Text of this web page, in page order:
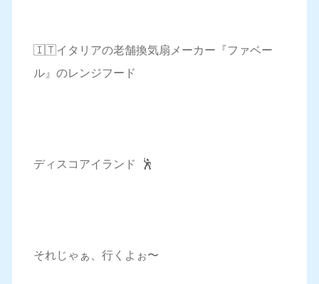
🇮🇹イタリアの老舗換気扇メーカー『ファベー
ル』のレンジフード
ディスコアイランド 🕺
それじゃぁ、行くよぉ〜